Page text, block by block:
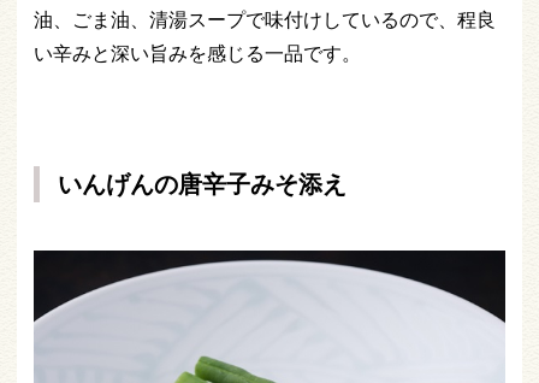
油、ごま油、清湯スープで味付けしているので、程良
い辛みと深い旨みを感じる一品です。
いんげんの唐辛子みそ添え